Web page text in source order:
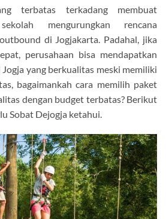
terbatas terkadang membuat
mengurungkan rencana
di Jogjakarta. Padahal, jika
perusahaan bisa mendapatkan
yang berkualitas meski memiliki
bagaimankah cara memilih paket
dengan budget terbatas? Berikut
Sobat Dejogja ketahui.